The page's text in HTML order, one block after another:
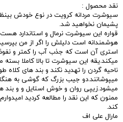
نقد محصول :
سیوشرت مردانه کرویت در نوع خودش
پشیمان نخواهید شد.
قواره این سیوشرت نرمال و استاندارد
هوشمندانه است دلیلش را اگر از من
استری آن است که جذب آب را کمتر و
میکند.یقه این سیوشرت تا بالا کاملا
ناحیه گردن را تهدید نکند و بند های کلاه
میپوشانند.دو جیب بزرگ که گوشی به
میشود.زیپی روان و خوش استایل و و بند
ممنون که این نقد را مطالعه کردید
کند.
مارال علی اف